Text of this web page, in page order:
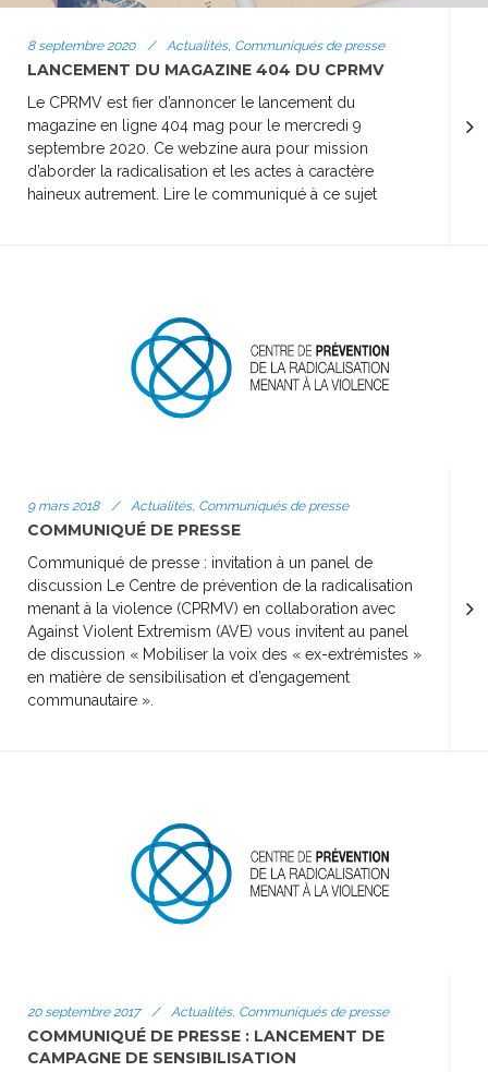
8 septembre 2020 / Actualités, Communiqués de presse
LANCEMENT DU MAGAZINE 404 DU CPRMV
Le CPRMV est fier d’annoncer le lancement du
magazine en ligne 404 mag pour le mercredi 9
septembre 2020. Ce webzine aura pour mission
d’aborder la radicalisation et les actes à caractère
haineux autrement. Lire le communiqué à ce sujet
9 mars 2018 / Actualités, Communiqués de presse
COMMUNIQUÉ DE PRESSE
Communiqué de presse : invitation à un panel de
discussion Le Centre de prévention de la radicalisation
menant à la violence (CPRMV) en collaboration avec
Against Violent Extremism (AVE) vous invitent au panel
de discussion « Mobiliser la voix des « ex-extrémistes »
en matière de sensibilisation et d’engagement
communautaire ».
20 septembre 2017 / Actualités, Communiqués de presse
COMMUNIQUÉ DE PRESSE : LANCEMENT DE
CAMPAGNE DE SENSIBILISATION